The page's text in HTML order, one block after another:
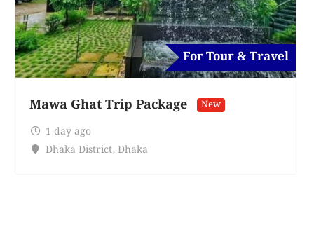
For Tour & Travel
Mawa Ghat Trip Package New
1 day ago
Dhaka District, Dhaka